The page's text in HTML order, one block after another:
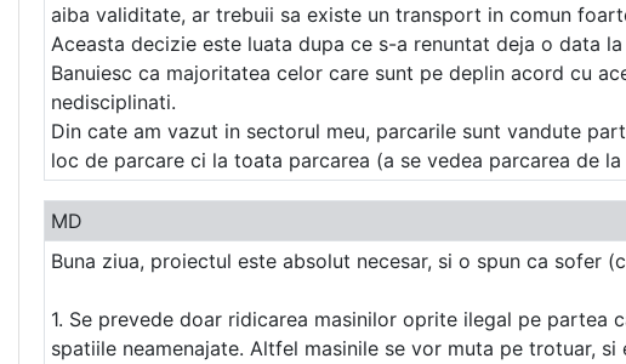
aiba validitate, ar trebuii sa existe un transport in comun
Aceasta decizie este luata dupa ce s-a renuntat deja o data
Banuiesc ca majoritatea celor care sunt pe deplin acord cu
nedisciplinati.
Din cate am vazut in sectorul meu, parcarile sunt vandute
loc de parcare ci la toata parcarea (a se vedea parcarea de
MD
Buna ziua, proiectul este absolut necesar, si o spun ca sofer
1. Se prevede doar ridicarea masinilor oprite ilegal pe
spatiile neamenajate. Altfel masinile se vor muta pe trotuar,